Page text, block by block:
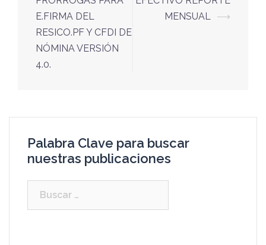
E.FIRMA DEL
RESICO.PF Y CFDI DE
NÓMINA VERSIÓN
4.0.
MENSUAL ⟶
Palabra Clave para buscar
nuestras publicaciones